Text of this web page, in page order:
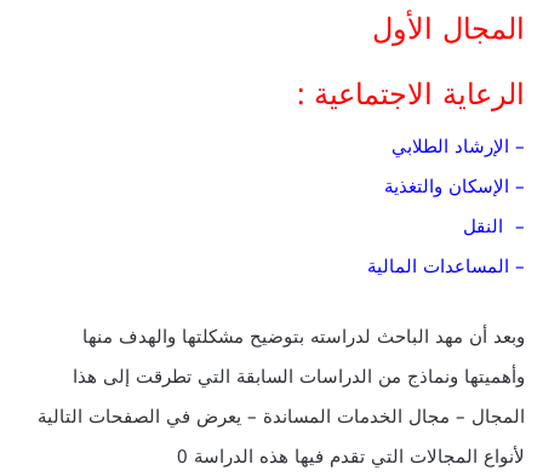
المجال الأول
الرعاية الاجتماعية :
– الإرشاد الطلابي
– الإسكان والتغذية
– النقل
– المساعدات المالية
وبعد أن مهد الباحث لدراسته بتوضيح مشكلتها والهدف منها
وأهميتها ونماذج من الدراسات السابقة التي تطرقت إلى هذا
المجال – مجال الخدمات المساندة – يعرض في الصفحات التالية
لأنواع المجالات التي تقدم فيها هذه الدراسة 0